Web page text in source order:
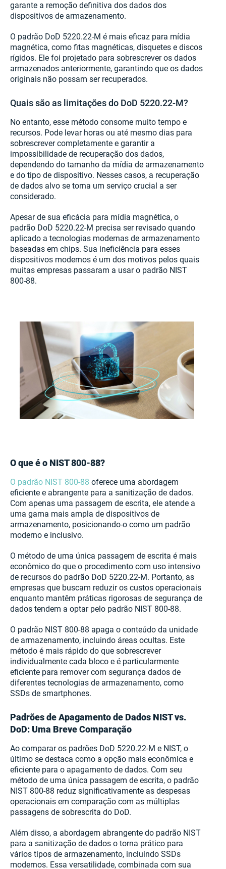
garante a remoção definitiva dos dados dos
dispositivos de armazenamento.
O padrão DoD 5220.22-M é mais eficaz para mídia
magnética, como fitas magnéticas, disquetes e discos
rígidos. Ele foi projetado para sobrescrever os dados
armazenados anteriormente, garantindo que os dados
originais não possam ser recuperados.
Quais são as limitações do DoD 5220.22-M?
No entanto, esse método consome muito tempo e
recursos. Pode levar horas ou até mesmo dias para
sobrescrever completamente e garantir a
impossibilidade de recuperação dos dados,
dependendo do tamanho da mídia de armazenamento
e do tipo de dispositivo. Nesses casos, a recuperação
de dados alvo se torna um serviço crucial a ser
considerado.
Apesar de sua eficácia para mídia magnética, o
padrão DoD 5220.22-M precisa ser revisado quando
aplicado a tecnologias modernas de armazenamento
baseadas em chips. Sua ineficiência para esses
dispositivos modernos é um dos motivos pelos quais
muitas empresas passaram a usar o padrão NIST
800-88.
O que é o NIST 800-88?
O padrão NIST 800-88 oferece uma abordagem
eficiente e abrangente para a sanitização de dados.
Com apenas uma passagem de escrita, ele atende a
uma gama mais ampla de dispositivos de
armazenamento, posicionando-o como um padrão
moderno e inclusivo.
O método de uma única passagem de escrita é mais
econômico do que o procedimento com uso intensivo
de recursos do padrão DoD 5220.22-M. Portanto, as
empresas que buscam reduzir os custos operacionais
enquanto mantêm práticas rigorosas de segurança de
dados tendem a optar pelo padrão NIST 800-88.
O padrão NIST 800-88 apaga o conteúdo da unidade
de armazenamento, incluindo áreas ocultas. Este
método é mais rápido do que sobrescrever
individualmente cada bloco e é particularmente
eficiente para remover com segurança dados de
diferentes tecnologias de armazenamento, como
SSDs de smartphones.
Padrões de Apagamento de Dados NIST vs.
DoD: Uma Breve Comparação
Ao comparar os padrões DoD 5220.22-M e NIST, o
último se destaca como a opção mais econômica e
eficiente para o apagamento de dados. Com seu
método de uma única passagem de escrita, o padrão
NIST 800-88 reduz significativamente as despesas
operacionais em comparação com as múltiplas
passagens de sobrescrita do DoD.
Além disso, a abordagem abrangente do padrão NIST
para a sanitização de dados o torna prático para
vários tipos de armazenamento, incluindo SSDs
modernos. Essa versatilidade, combinada com sua